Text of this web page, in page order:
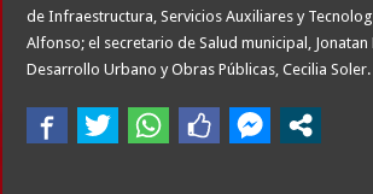
de Infraestructura, Servicios Auxiliares y
Alfonso; el secretario de Salud municipal,
Desarrollo Urbano y Obras Públicas, Cecilia Soler.